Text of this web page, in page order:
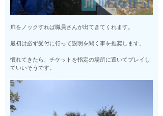
扉をノックすれば職員さんが出てきてくれます。
最初は必ず受付に行って説明を聞く事を推奨します。
慣れてきたら、チケットを指定の場所に置いてプレイし
ていいそうです。